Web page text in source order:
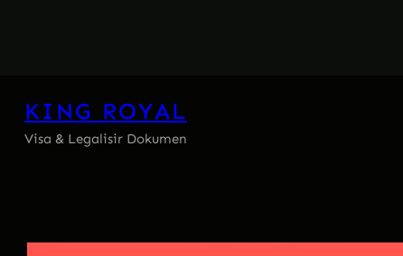
KING ROYAL
Visa & Legalisir Dokumen